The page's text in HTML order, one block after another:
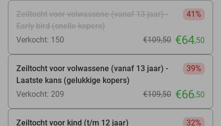
Zeiltocht voor volwassene (vanaf 13 jaar) -
Early bird (snelle kopers)
41%
Verkocht: 150 €109,50 €64,50
Zeiltocht voor volwassene (vanaf 13 jaar) -
Laatste kans (gelukkige kopers)
39%
Verkocht: 209 €109,50 €66,50
Zeiltocht voor kind (t/m 12 jaar)
32%